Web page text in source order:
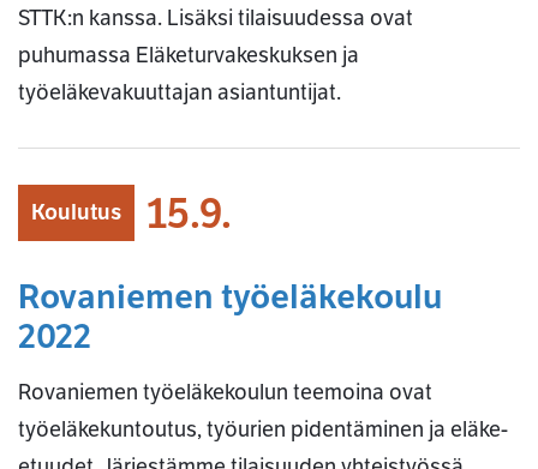
STTK:n kanssa. Lisäksi tilaisuudessa ovat
puhumassa Eläketurvakeskuksen ja
työeläkevakuuttajan asiantuntijat.
Koulutus 15.9.
Rovaniemen työeläkekoulu
2022
Rovaniemen työeläkekoulun teemoina ovat
työeläkekuntoutus, työurien pidentäminen ja eläke-